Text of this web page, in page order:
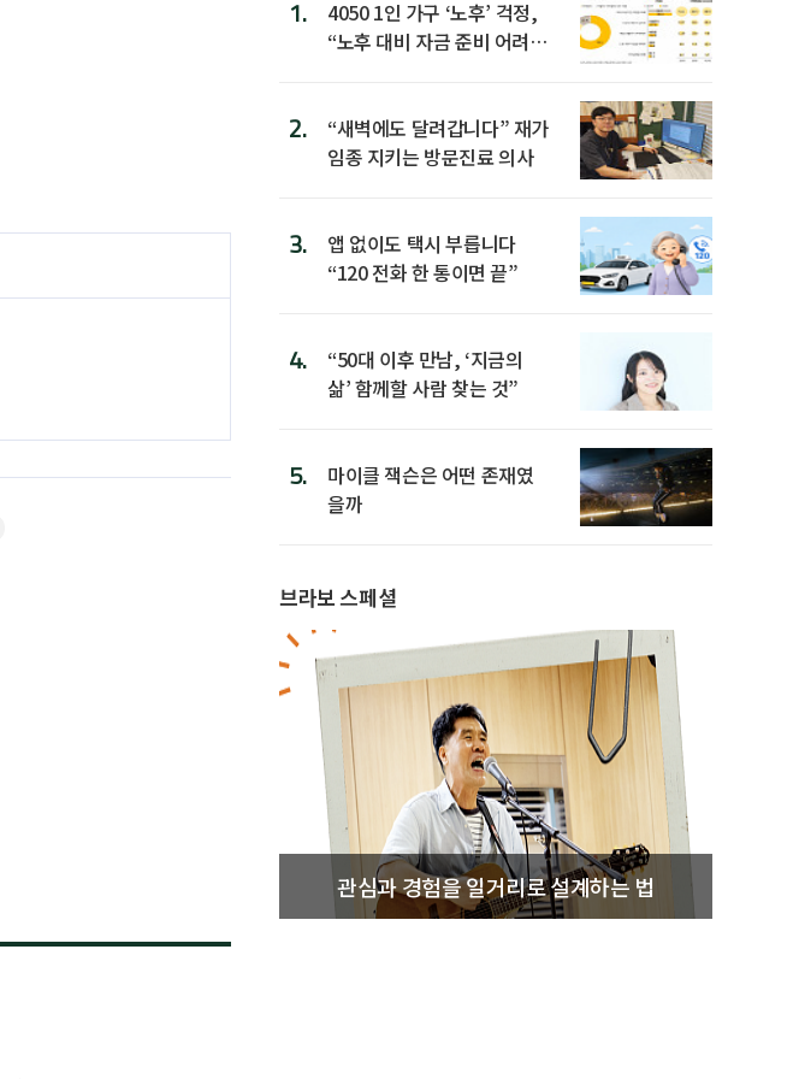
1.
4050 1인 가구 ‘노후’ 걱정,
“노후 대비 자금 준비 어려
2.
“새벽에도 달려갑니다” 재가
임종 지키는 방문진료 의사
3.
앱 없이도 택시 부릅니다
“120 전화 한 통이면 끝”
4.
“50대 이후 만남, ‘지금의
삶’ 함께할 사람 찾는 것”
5.
마이클 잭슨은 어떤 존재였
을까
브라보 스페셜
관심과 경험을 일거리로 설계하는 법